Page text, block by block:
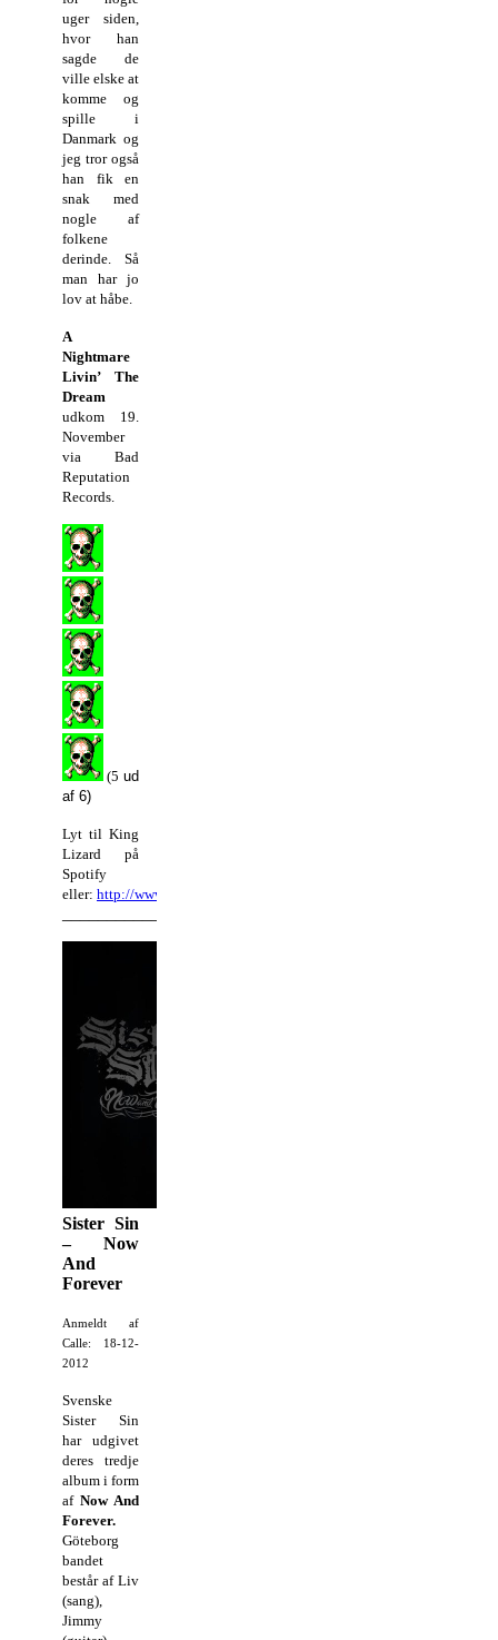
uger siden,
hvor han
sagde de
ville elske at
komme og
spille i
Danmark og
jeg tror også
han fik en
snak med
nogle af
folkene
derinde. Så
man har jo
lov at håbe.
A
Nightmare
Livin’ The
Dream
udkom 19.
November
via Bad
Reputation
Records.
(5 ud
af 6)
Lyt til King
Lizard på
Spotify
eller: http://www.kinglizard.co.uk/
Sister Sin
– Now
And
Forever
Anmeldt af
Calle: 18-12-
2012
Svenske
Sister Sin
har udgivet
deres tredje
album i form
afNow And
Forever.
Göteborg
bandet
består af Liv
(sang),
Jimmy